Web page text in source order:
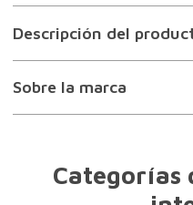
¿Por qué nos gusta?
estaba en la receta.